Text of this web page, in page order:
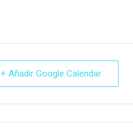
+ Añadir Google Calendar